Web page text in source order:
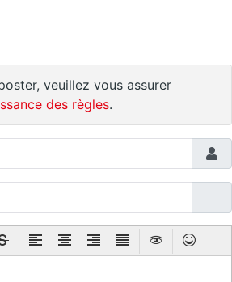
veuillez vous assurer
des règles.